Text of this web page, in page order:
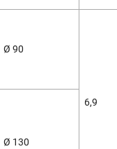
Ø 90
6,9
Ø 130